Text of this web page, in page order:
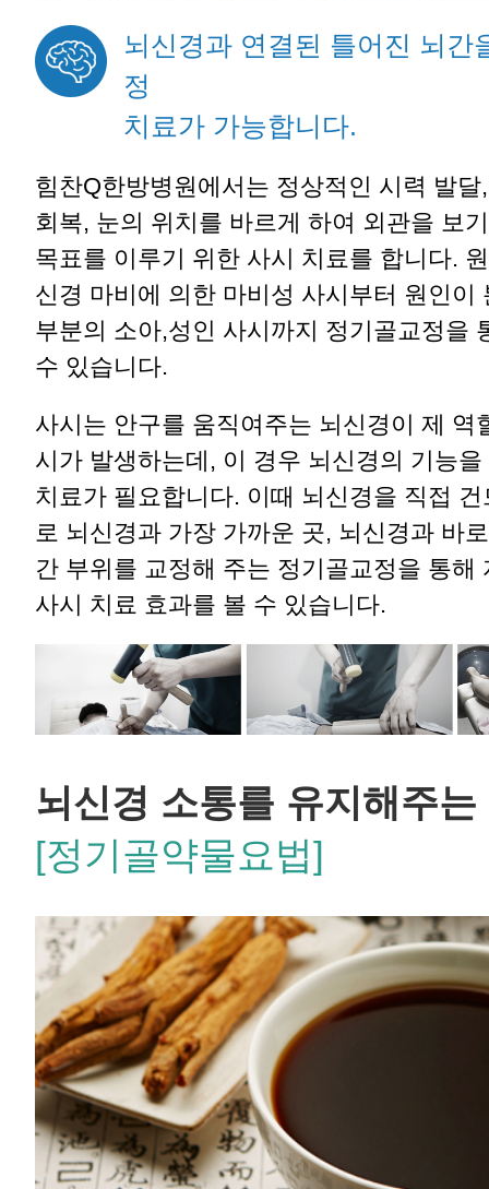
뇌신경과 연결된 틀어진 뇌간
정
치료가 가능합니다.
힘찬Q한방병원에서는 정상적인 시력 발
회복, 눈의 위치를 바르게 하여 외관을 보
목표를 이루기 위한 사시 치료를 합니다.
신경 마비에 의한 마비성 사시부터 원인이
부분의 소아,성인 사시까지 정기골교정을
수 있습니다.
사시는 안구를 움직여주는 뇌신경이 제 역
시가 발생하는데, 이 경우 뇌신경의 기능
치료가 필요합니다. 이때 뇌신경을 직접
로 뇌신경과 가장 가까운 곳, 뇌신경과 바
간 부위를 교정해 주는 정기골교정을 통해
사시 치료 효과를 볼 수 있습니다.
뇌신경 소통를 유지해주는
[정기골약물요법]